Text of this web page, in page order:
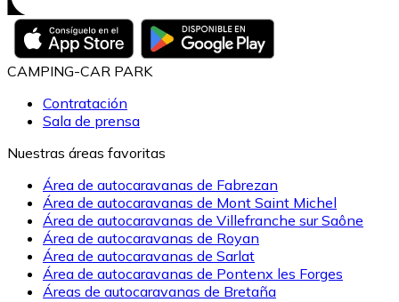
CAMPING-CAR PARK
Contratación
Sala de prensa
Nuestras áreas favoritas
Área de autocaravanas de Fabrezan
Área de autocaravanas de Mont Saint Michel
Área de autocaravanas de Villefranche sur Saône
Área de autocaravanas de Royan
Área de autocaravanas de Sarlat
Área de autocaravanas de Pontenx les Forges
Áreas de autocaravanas de Bretaña